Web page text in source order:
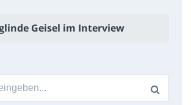
Geisel im Interview